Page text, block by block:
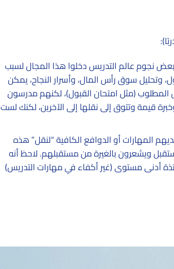
بعض نجوم عالم التدريس دخلوا هذا المجال لسبب
وتحليل سوق رأس المال، وأسرار النجاح، يمكن
المطلوب (مثل امتحان القبول)، لكنهم مدرسون
قيمة وتتوق إلى نقلها إلى الآخرين، لكنك لست
المهارات أو الدوافع الكافية “لنقل” هذه
ويشعرون بالغيرة من مستقبلهم. لاحظ أنه
أدنى مستوى (غير أكفاء في مهارات التدريس)